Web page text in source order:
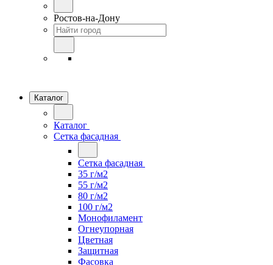
Ростов-на-Дону
Каталог
Каталог
Сетка фасадная
Сетка фасадная
35 г/м2
55 г/м2
80 г/м2
100 г/м2
Монофиламент
Огнеупорная
Цветная
Защитная
Фасовка